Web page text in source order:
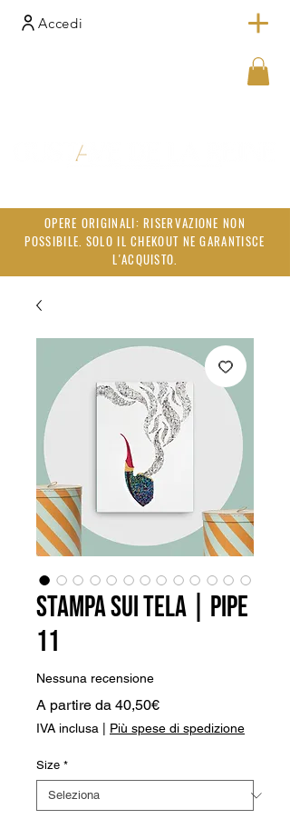
Accedi
OPERE ORIGINALI: RISERVAZIONE NON
POSSIBILE. SOLO IL CHEKOUT NE GARANTISCE
L'ACQUISTO.
Stampa sui Tela | Pipe
11
Nessuna recensione
A partire da 40,50€Prezzo
scontato
IVA inclusa Più spese di spedizione
Size *